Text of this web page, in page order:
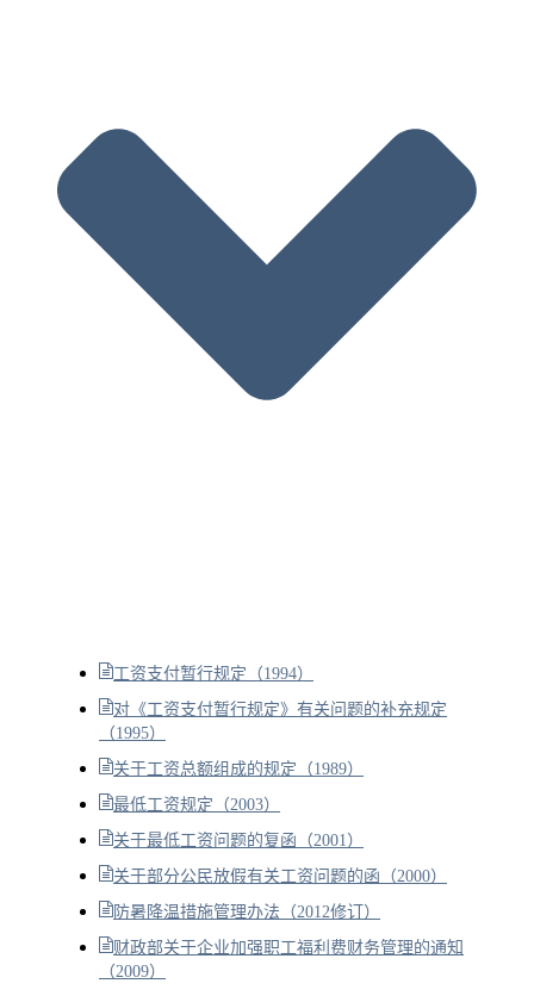
工资支付暂行规定（1994）
对《工资支付暂行规定》有关问题的补充规定
（1995）
关于工资总额组成的规定（1989）
最低工资规定（2003）
关于最低工资问题的复函（2001）
关于部分公民放假有关工资问题的函（2000）
防暑降温措施管理办法（2012修订）
财政部关于企业加强职工福利费财务管理的通知
（2009）